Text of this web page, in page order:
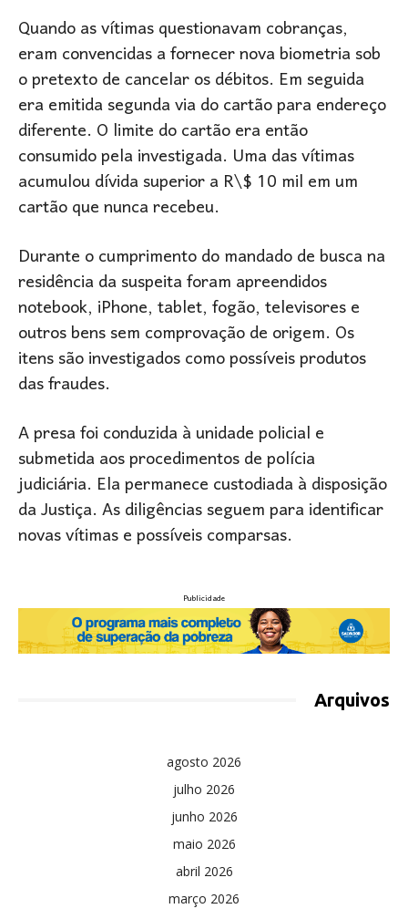
Quando as vítimas questionavam cobranças,
eram convencidas a fornecer nova biometria sob
o pretexto de cancelar os débitos. Em seguida
era emitida segunda via do cartão para endereço
diferente. O limite do cartão era então
consumido pela investigada. Uma das vítimas
acumulou dívida superior a R\$ 10 mil em um
cartão que nunca recebeu.
Durante o cumprimento do mandado de busca na
residência da suspeita foram apreendidos
notebook, iPhone, tablet, fogão, televisores e
outros bens sem comprovação de origem. Os
itens são investigados como possíveis produtos
das fraudes.
A presa foi conduzida à unidade policial e
submetida aos procedimentos de polícia
judiciária. Ela permanece custodiada à disposição
da Justiça. As diligências seguem para identificar
novas vítimas e possíveis comparsas.
Publicidade
Arquivos
agosto 2026
julho 2026
junho 2026
maio 2026
abril 2026
março 2026